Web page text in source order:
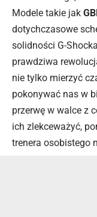
Modele takie jak
dotychczasowe
solidności G-
prawdziwa
nie tylko mierzyć
pokonywać nas w
przerwę w walce z
ich zlekceważyć,
trenera osobistego